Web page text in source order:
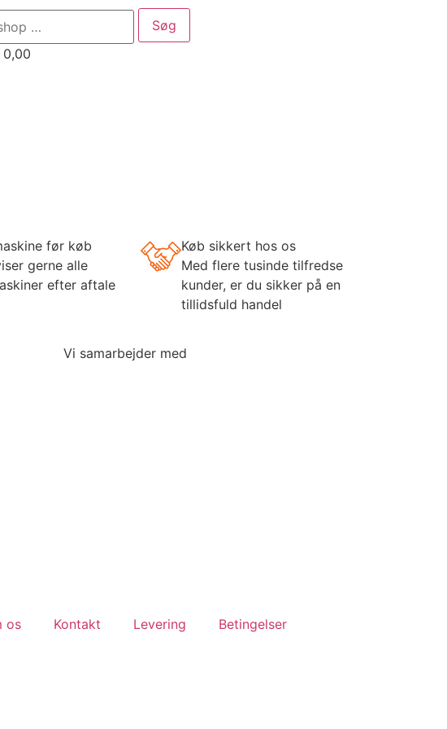
0,00
før køb
gerne alle
efter aftale
Køb sikkert hos os
Med flere tusinde tilfredse
kunder, er du sikker på en
tillidsfuld handel
Vi samarbejder med
os Kontakt Levering Betingelser